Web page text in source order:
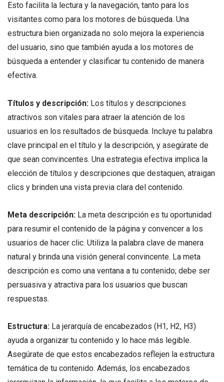
Esto facilita la lectura y la navegación, tanto para los
visitantes como para los motores de búsqueda. Una
estructura bien organizada no solo mejora la experiencia
del usuario, sino que también ayuda a los motores de
búsqueda a entender y clasificar tu contenido de manera
efectiva.
Títulos y descripción: Los títulos y descripciones
atractivos son vitales para atraer la atención de los
usuarios en los resultados de búsqueda. Incluye tu palabra
clave principal en el título y la descripción, y asegúrate de
que sean convincentes. Una estrategia efectiva implica la
elección de títulos y descripciones que destaquen, atraigan
clics y brinden una vista previa clara del contenido.
Meta descripción: La meta descripción es tu oportunidad
para resumir el contenido de la página y convencer a los
usuarios de hacer clic. Utiliza la palabra clave de manera
natural y brinda una visión general convincente. La meta
descripción es como una ventana a tu contenido; debe ser
persuasiva y atractiva para los usuarios que buscan
respuestas.
Estructura: La jerarquía de encabezados (H1, H2, H3)
ayuda a organizar tu contenido y lo hace más legible.
Asegúrate de que estos encabezados reflejen la estructura
temática de tu contenido. Además, los encabezados